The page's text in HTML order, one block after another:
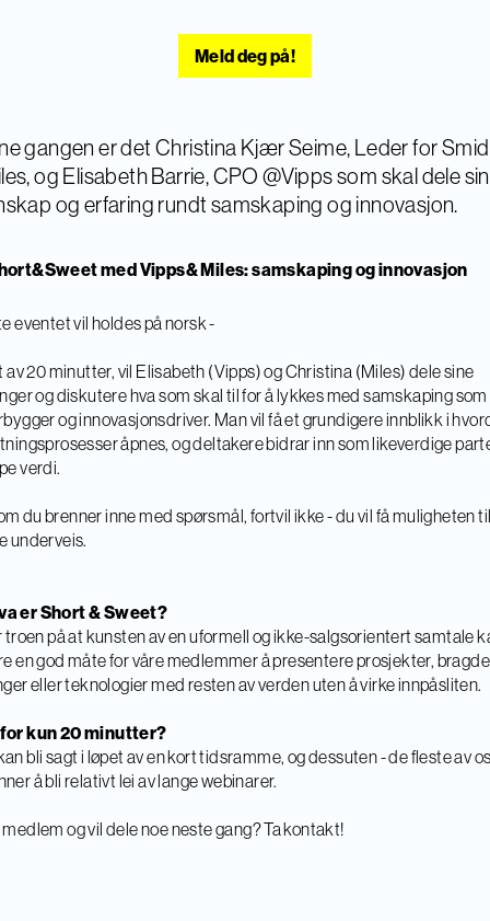
Meld deg på!
gangen er det Christina Kjær Seime, Leder for
og Elisabeth Barrie, CPO @Vipps som skal dele sin
og erfaring rundt samskaping og innovasjon.
med Vipps& Miles: samskaping og innovasjon
eventet vil holdes på norsk -
av 20 minutter, vil Elisabeth (Vipps) og Christina (Miles) dele sine
og diskutere hva som skal til for å lykkes med samskaping som
og innovasjonsdriver. Man vil få et grundigere innblikk i
åpnes, og deltakere bidrar inn som likeverdige
verdi.
du brenner inne med spørsmål, fortvil ikke - du vil få muligheten
underveis.
er Short & Sweet?
troen på at kunsten av en uformell og ikke-salgsorientert samtale
en god måte for våre medlemmer å presentere prosjekter,
eller teknologier med resten av verden uten å virke innpåsliten.
kun 20 minutter?
bli sagt i løpet av en kort tidsramme, og dessuten - de fleste av
å bli relativt lei av lange webinarer.
medlem og vil dele noe neste gang?Ta kontakt!